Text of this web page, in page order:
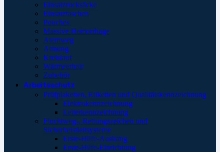
Einsatzrucksäcke
Einsatztaschen
Pouches
Massive Hemorrhage
Atemweg
Atmung
Kreislauf
Wärmeerhalt
Zubehör
Arbeitsschutz
Prüfplaketten, Etiketten und Qualitätskennzeichnung
Elektrokennzeichnung
Leiterkennzeichnung
Fluchtweg-, Rettungszeichen und
Sicherheistleitsysteme
Erste-Hilfe-Aushang
Erste-Hilfe-Einrichtung